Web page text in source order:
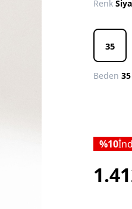
Renk
35
Beden35
10